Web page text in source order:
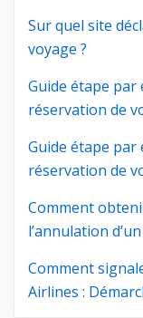
Sur quel site
voyage ?
Guide étape
réservation de
Guide étape
réservation de
Comment
l’annulation
Comment
Airlines :